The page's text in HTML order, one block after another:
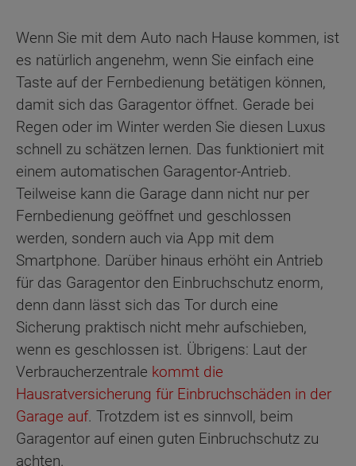
Wenn Sie mit dem Auto nach Hause kommen, ist
es natürlich angenehm, wenn Sie einfach eine
Taste auf der Fernbedienung betätigen können,
damit sich das Garagentor öffnet. Gerade bei
Regen oder im Winter werden Sie diesen Luxus
schnell zu schätzen lernen. Das funktioniert mit
einem automatischen Garagentor-Antrieb.
Teilweise kann die Garage dann nicht nur per
Fernbedienung geöffnet und geschlossen
werden, sondern auch via App mit dem
Smartphone. Darüber hinaus erhöht ein Antrieb
für das Garagentor den Einbruchschutz enorm,
denn dann lässt sich das Tor durch eine
Sicherung praktisch nicht mehr aufschieben,
wenn es geschlossen ist. Übrigens: Laut der
Verbraucherzentrale kommt die
Hausratversicherung für Einbruchschäden in der
Garage auf. Trotzdem ist es sinnvoll, beim
Garagentor auf einen guten Einbruchschutz zu
achten.